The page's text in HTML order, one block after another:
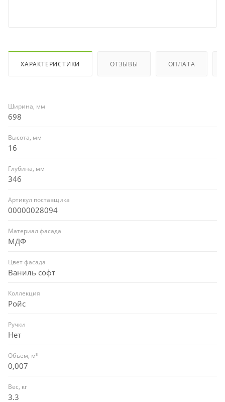
ХАРАКТЕРИСТИКИ ОТЗЫВЫ ОПЛАТА
Ширина, мм
698
Высота, мм
16
Глубина, мм
346
Артикул поставщика
00000028094
Материал фасада
МДФ
Цвет фасада
Ваниль софт
Коллекция
Ройс
Ручки
Нет
Объем, м³
0,007
Вес, кг
3.3